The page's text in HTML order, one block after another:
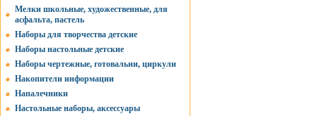
Мелки школьные, художественные, для
асфальта, пастель
Наборы для творчества детские
Наборы настольные детские
Наборы чертежные, готовальни, циркули
Накопители информации
Напалечники
Настольные наборы, аксессуары